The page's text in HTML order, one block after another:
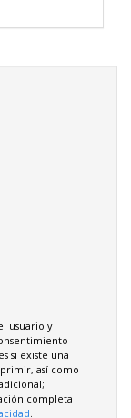
usuario y
si existe una
así como
completa